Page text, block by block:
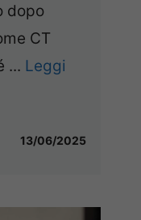
dopo
CT
... Leggi
13/06/2025